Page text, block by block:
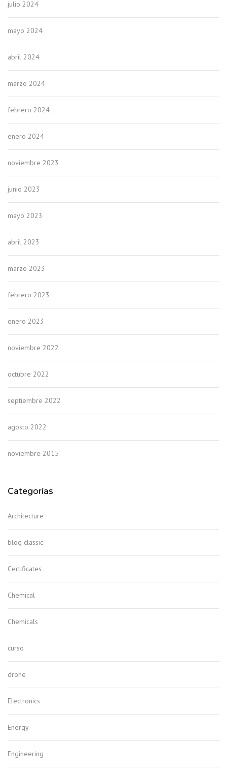
julio 2024
mayo 2024
abril 2024
marzo 2024
febrero 2024
enero 2024
noviembre 2023
junio 2023
mayo 2023
abril 2023
marzo 2023
febrero 2023
enero 2023
noviembre 2022
octubre 2022
septiembre 2022
agosto 2022
noviembre 2015
Categorías
Architecture
blog classic
Certificates
Chemical
Chemicals
curso
drone
Electronics
Energy
Engineering